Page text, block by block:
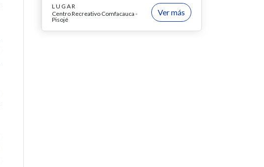
LUGAR
Centro Recreativo Comfacauca -
Pisojé
Ver más